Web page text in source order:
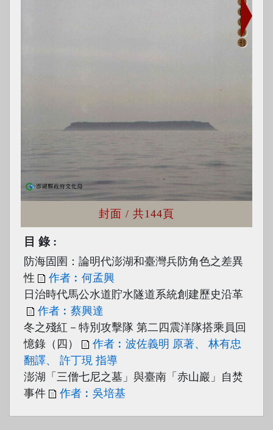
封面 / 共144頁
目錄
防海固圉：論明代澎湖和臺灣兵防角色之差異
性
作者︰何孟興
日治時代馬公水道貯水隧道系統創建歷史沿革
作者︰蔡興達
冬之殘紅－特別攻擊隊 第二四震洋隊搭乘員回
憶錄（四）
作者︰波佐義明 原著、 林有忠
翻譯、 許丁現 指導
澎湖「三僧七尼之墓」與臺南「赤山巖」自焚
事件
作者︰吳培基